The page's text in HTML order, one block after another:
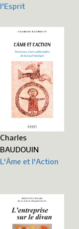
l'Esprit
Charles
BAUDOUIN
L'Âme et l'Action